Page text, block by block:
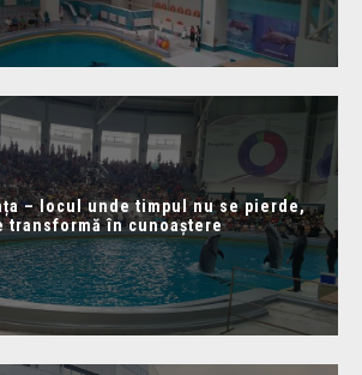
– locul unde timpul nu se pierde,
transformă în cunoaștere